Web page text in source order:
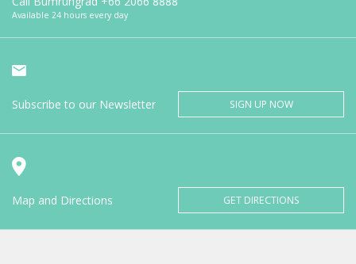
Available 24 hours every day
Subscribe to our Newsletter SIGN UP NOW
Map and Directions GET DIRECTIONS